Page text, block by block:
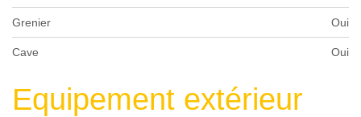
Grenier Oui
Cave Oui
Equipement extérieur